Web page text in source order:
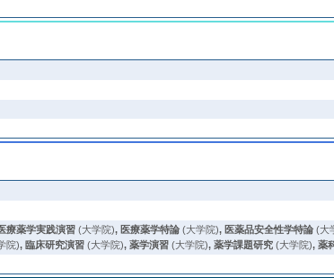
療薬学実践演習 (大学院), 医療薬学特論 (大学院), 医薬品安全性学特論 (大
院),臨床研究演習 (大学院),薬学演習 (大学院),薬学課題研究 (大学院),薬